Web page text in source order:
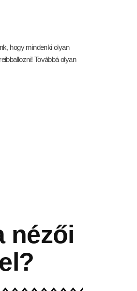
hogy mindenki olyan
Továbbá olyan
nézői